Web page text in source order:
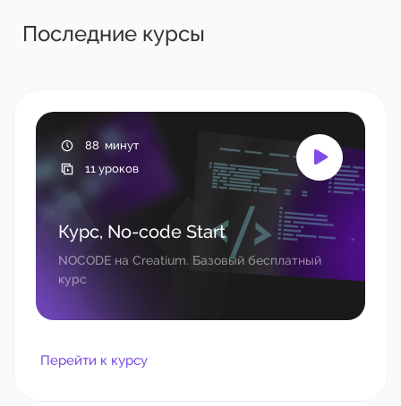
Последние курсы​​​​
88 минут
11 уроков
Курс, No-code Start
NOCODE на Creatium. Базовый бесплатный
курс
Перейти к курсу